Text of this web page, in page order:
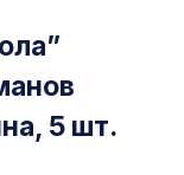
5 шт.